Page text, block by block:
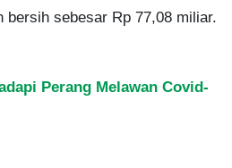
bersih sebesar Rp 77,08 miliar.
Perang Melawan Covid-